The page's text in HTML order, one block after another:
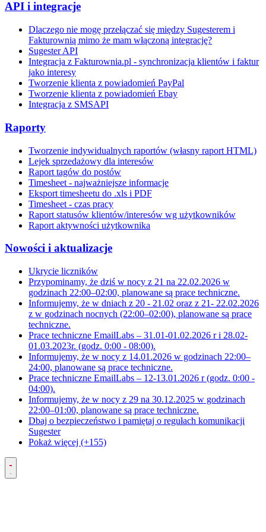
API i integracje
Dlaczego nie mogę przełączać się między Sugesterem i
Fakturownią mimo że mam włączoną integrację?
Sugester API
Integracja z Fakturownia.pl - synchronizacja klientów i faktur
jako interesy
Tworzenie klienta z powiadomień PayPal
Tworzenie klienta z powiadomień Ebay
Integracja z SMSAPI
Raporty
Tworzenie indywidualnych raportów (własny raport HTML)
Lejek sprzedażowy dla interesów
Raport tagów do postów
Timesheet - najważniejsze informacje
Eksport timesheetu do .xls i PDF
Timesheet - czas pracy
Raport statusów klientów/interesów wg użytkowników
Raport aktywności użytkownika
Nowości i aktualizacje
Ukrycie liczników
Przypominamy, że dziś w nocy z 21 na 22.02.2026 w
godzinach 22:00–02:00, planowane są prace techniczne.
Informujemy, że w dniach z 20 - 21.02 oraz z 21- 22.02.2026
z w godzinach nocnych (22:00–02:00), planowane są prace
techniczne.
Prace techniczne EmailLabs – 31.01-01.02.2026 r i 28.02-
01.03.2023r. (godz. 0:00 - 08:00).
Informujemy, że w nocy z 14.01.2026 w godzinach 22:00–
24:00, planowane są prace techniczne.
Prace techniczne EmailLabs – 12-13.01.2026 r (godz. 0:00 -
04:00).
Informujemy, że w nocy z 29 na 30.12.2025 w godzinach
22:00–01:00, planowane są prace techniczne.
Dbaj o bezpieczeństwo i pamiętaj o regułach komunikacji
Sugester
Pokaż więcej (+155)